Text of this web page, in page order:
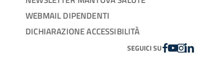
WEBMAIL DIPENDENTI
DICHIARAZIONE ACCESSIBILITÀ
SEGUICI SUFACEBOOK
YOUTUBE
INSTAGRAM
LINKEDIN